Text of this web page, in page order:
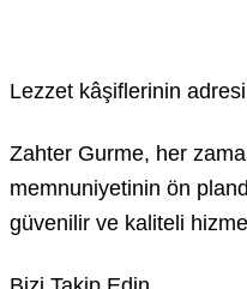
Lezzet kâşiflerinin adresi
Zahter Gurme, her
memnuniyetinin ön
güvenilir ve kaliteli